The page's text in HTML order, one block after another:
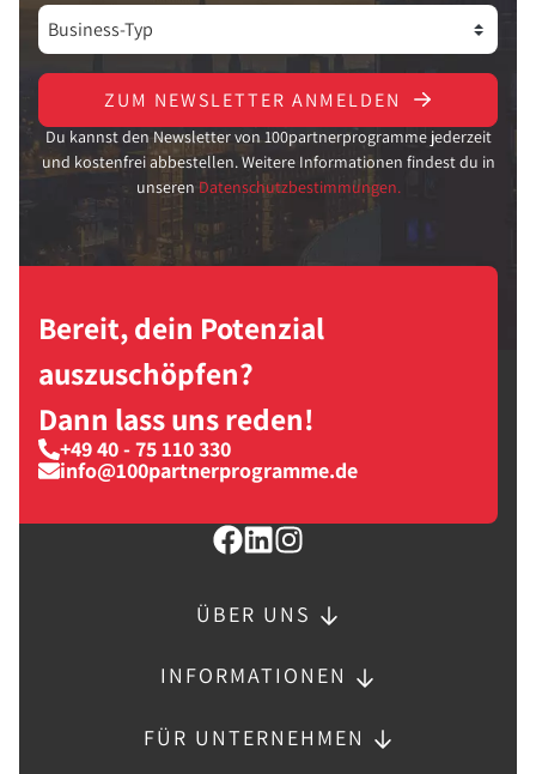
ZUM NEWSLETTER ANMELDEN
Du kannst den Newsletter von 100partnerprogramme jederzeit
und kostenfrei abbestellen. Weitere Informationen findest du in
unseren Datenschutzbestimmungen.
Bereit, dein Potenzial
auszuschöpfen?
Dann lass uns reden!
+49 40 - 75 110 330
info@100partnerprogramme.de
ÜBER UNS
INFORMATIONEN
FÜR UNTERNEHMEN